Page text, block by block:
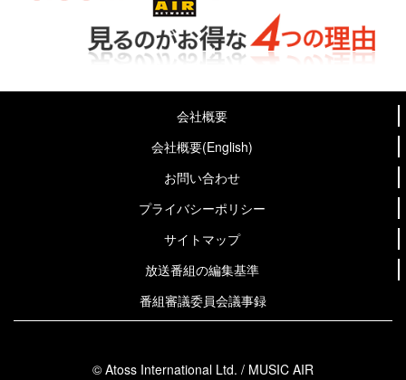
会社概要
会社概要(English)
お問い合わせ
プライバシーポリシー
サイトマップ
放送番組の編集基準
番組審議委員会議事録
© Atoss International Ltd. / MUSIC AIR